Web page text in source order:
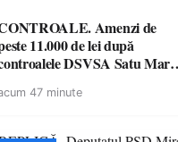
Amenzi de
11.000 de lei după
DSVSA Satu Mare!
pentru nereguli
47 minute